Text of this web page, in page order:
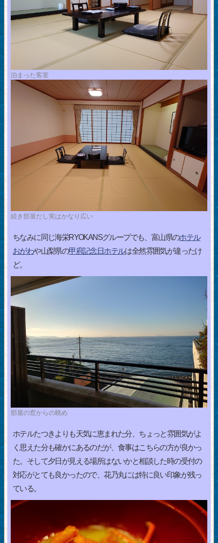
泊まった客室
続き部屋だし実はかなり広い
ちなみに同じ海栄RYOKANSグループでも、富山県のホテル
おがわや山梨県の甲府記念日ホテルは全然雰囲気が違ったけ
ど。
部屋の窓からの眺め
ホテルたつきよりも天気に恵まれた分、ちょっと雰囲気がよ
く思えた分も確かにあるのだが、食事はこちらの方が良かっ
た。そして夕日が見える場所はないかと相談した時の受付の
対応がとても良かったので、花乃丸には特に良い印象が残っ
ている。